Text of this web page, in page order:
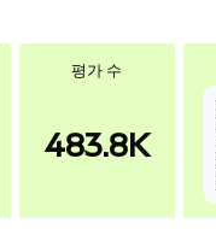
평가 수
483.8K